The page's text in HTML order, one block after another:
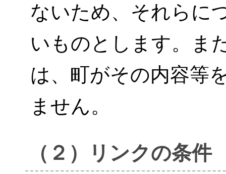
ないため、それらに
いものとします。ま
は、町がその内容等
ません。
（２）リンクの条件